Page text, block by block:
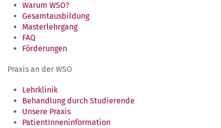
Warum WSO?
Gesamtausbildung
Masterlehrgang
FAQ
Förderungen
Praxis an der WSO
Lehrklinik
Behandlung durch Studierende
Unsere Praxis
PatientInneninformation